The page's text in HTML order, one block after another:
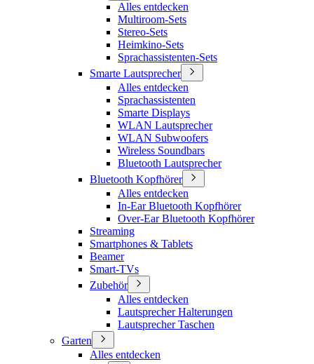
Alles entdecken
Multiroom-Sets
Stereo-Sets
Heimkino-Sets
Sprachassistenten-Sets
Smarte Lautsprecher
Alles entdecken
Sprachassistenten
Smarte Displays
WLAN Lautsprecher
WLAN Subwoofers
Wireless Soundbars
Bluetooth Lautsprecher
Bluetooth Kopfhörer
Alles entdecken
In-Ear Bluetooth Kopfhörer
Over-Ear Bluetooth Kopfhörer
Streaming
Smartphones & Tablets
Beamer
Smart-TVs
Zubehör
Alles entdecken
Lautsprecher Halterungen
Lautsprecher Taschen
Garten
Alles entdecken